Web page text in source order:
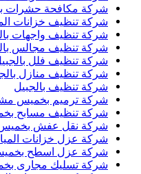
شركة مكافحة حشرات
شركة تنظيف خزانات
شركة تنظيف واجهات
شركة تنظيف مجالس
شركة تنظيف فلل
شركة تنظيف منازل
شركة تنظيف بالجبيل
شركة ترميم بخميس
شركة تنظيف مسابح
شركة نقل عفش
شركة عزل خزانات
شركة عزل اسطح
شركة تسليك مجارى